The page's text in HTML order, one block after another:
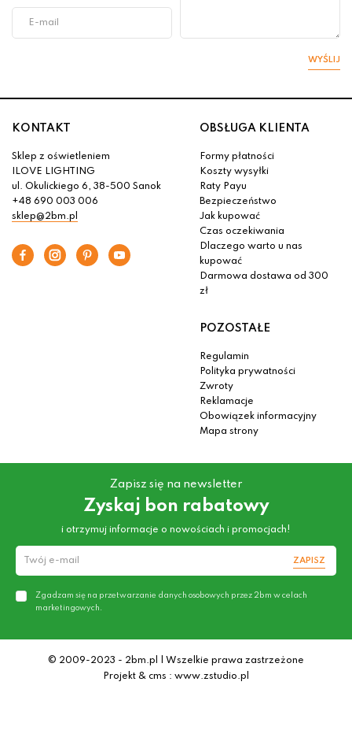
WYŚLIJ
KONTAKT
Sklep z oświetleniem
ILOVE LIGHTING
ul. Okulickiego 6, 38-500 Sanok
+48 690 003 006
sklep@2bm.pl
OBSŁUGA KLIENTA
Formy płatności
Koszty wysyłki
Raty Payu
Bezpieczeństwo
Jak kupować
Czas oczekiwania
Dlaczego warto u nas
kupować
Darmowa dostawa od 300
zł
POZOSTAŁE
Regulamin
Polityka prywatności
Zwroty
Reklamacje
Obowiązek informacyjny
Mapa strony
Zapisz się na newsletter
Zyskaj bon rabatowy
i otrzymuj informacje o nowościach i promocjach!
ZAPISZ
Zgadzam się na przetwarzanie danych osobowych przez 2bm w celach
marketingowych.
© 2009-2023 - 2bm.pl | Wszelkie prawa zastrzeżone
Projekt & cms : www.zstudio.pl